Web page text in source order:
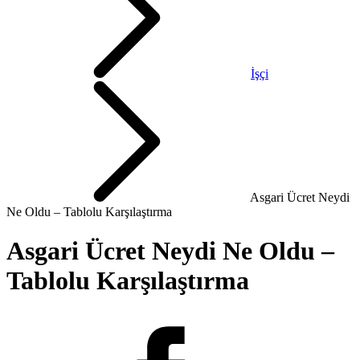
İşçi
Asgari Ücret Neydi
Ne Oldu – Tablolu Karşılaştırma
Asgari Ücret Neydi Ne Oldu –
Tablolu Karşılaştırma